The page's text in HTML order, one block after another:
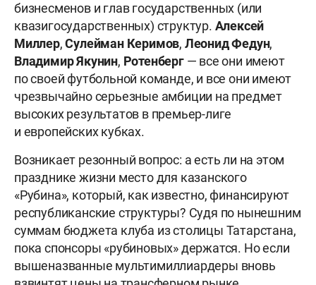
бизнесменов и глав государственных (или
квазигосударственных) структур. Алексей
Миллер,Сулейман Керимов, Леонид Федун,
Владимир Якунин, Ротенберг— все они имеют
по своей футбольной команде, и все они имеют
чрезвычайно серьезные амбиции на предмет
высоких результатов в премьер-лиге
и европейских кубках.
Возникает резонный вопрос: а есть ли на этом
празднике жизни место для казанского
«Рубина», который, как известно, финансируют
республиканские структуры? Судя по нынешним
суммам бюджета клуба из столицы Татарстана,
пока спонсоры «рубиновых» держатся. Но если
вышеназванные мультимиллиардеры вновь